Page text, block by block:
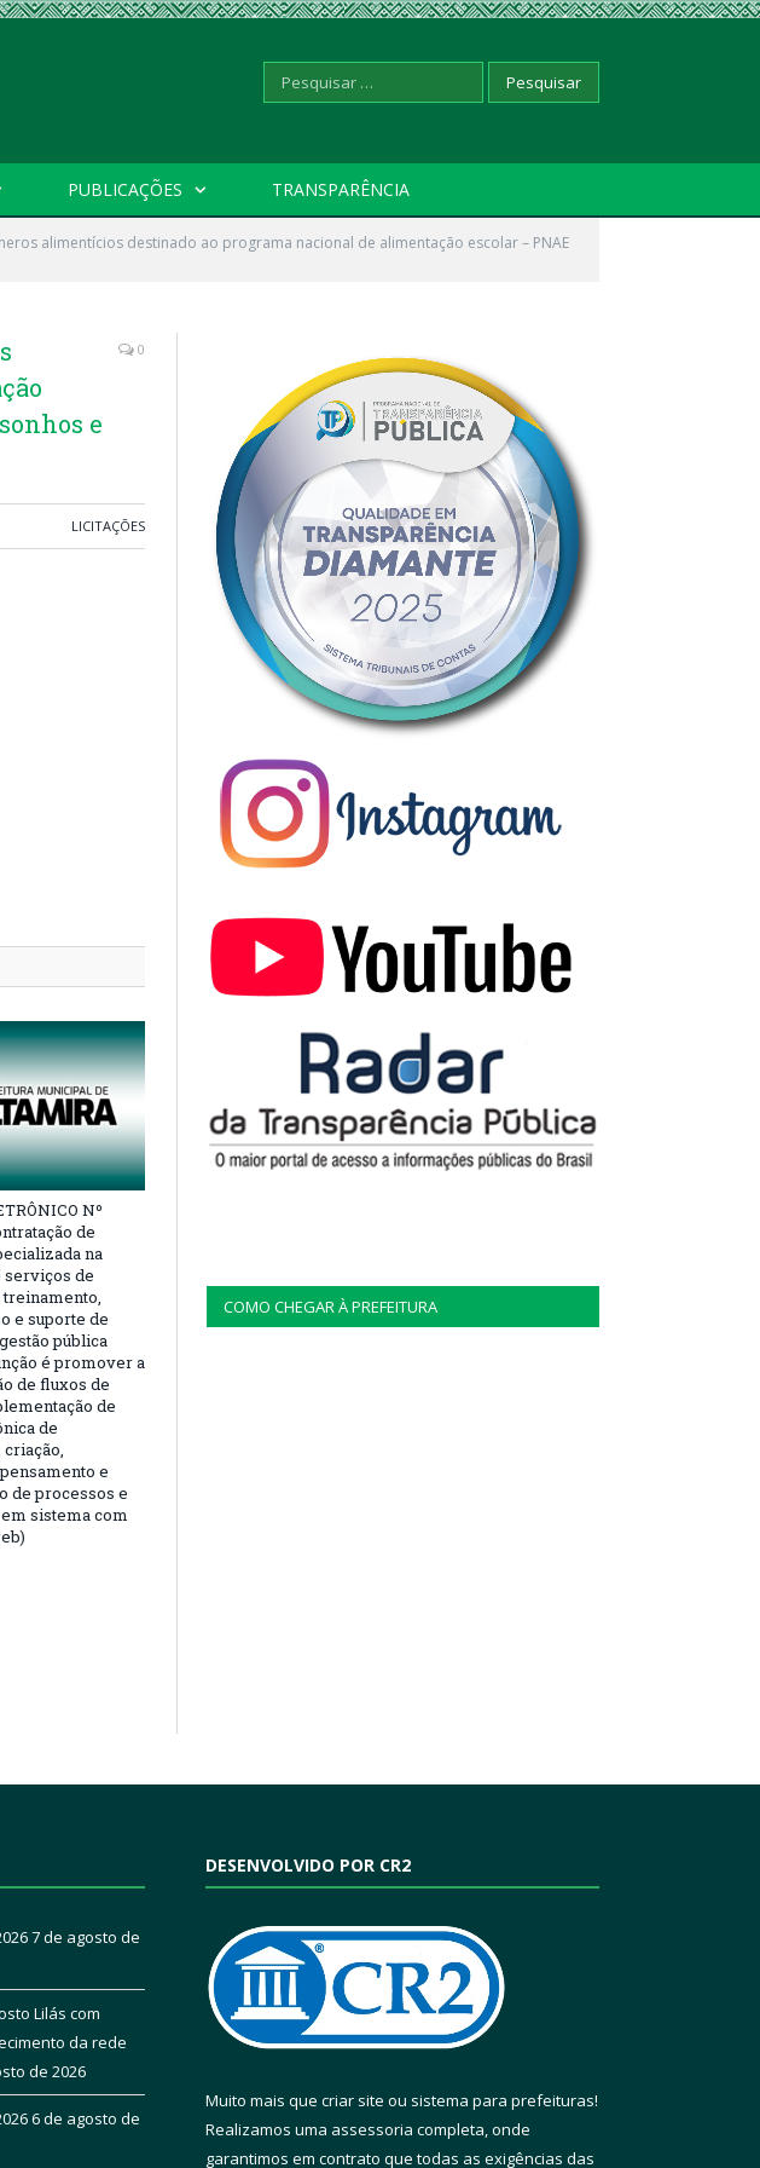
Pesquisar
por:
PUBLICAÇÕES TRANSPARÊNCIA
alimentícios destinado ao programa nacional de alimentação escolar – PNAE
e
0
LICITAÇÕES
Nº
de
na
serviços de
e suporte de
pública
é promover a
de fluxos de
de
de
e
de processos e
sistema com
COMO CHEGAR À PREFEITURA
7 de agosto de
Lilás com
da rede
de 2026
6 de agosto de
DESENVOLVIDO POR CR2
Muito mais que criar site ou sistema para prefeituras!
Realizamos uma assessoria completa, onde
garantimos em contrato que todas as exigências das